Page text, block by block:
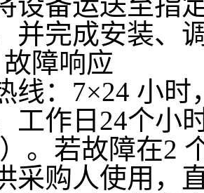
并完成安装、
故障响应
线：7×24 小
工作日24个小
。若故障在2
采购人使用，